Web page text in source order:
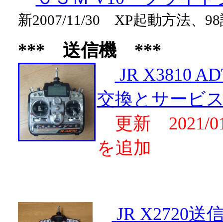
新2007/11/30 XP起動方法、
*** 送信機 ***
JR X3810
交換とサービ
更新 2021/
を追加
JR X2720送